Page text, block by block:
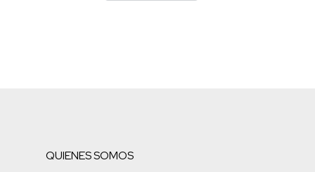
QUIENES SOMOS